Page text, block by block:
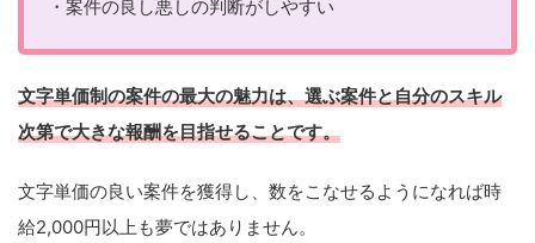
・案件の良し悪しの判断がしやすい
文字単価制の案件の最大の魅力は、選ぶ案件と自分のスキル
次第で大きな報酬を目指せることです。
文字単価の良い案件を獲得し、数をこなせるようになれば時
給2,000円以上も夢ではありません。